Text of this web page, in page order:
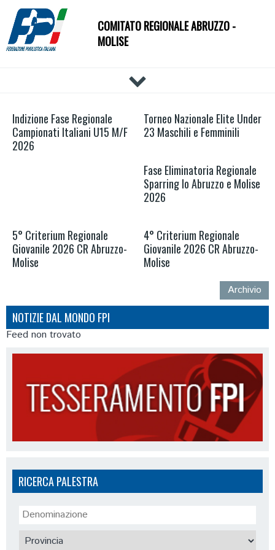
COMITATO REGIONALE ABRUZZO -
MOLISE
IL COMITATO
DOCUMENTI
PALESTRE
TECNICI
EVENTI
AFFILIAZIONE E TESSERAMENTO
Indizione Fase Regionale
Campionati Italiani U15 M/F
2026
Torneo Nazionale Elite Under
23 Maschili e Femminili
Fase Eliminatoria Regionale
Sparring Io Abruzzo e Molise
2026
5° Criterium Regionale
Giovanile 2026 CR Abruzzo-
Molise
4° Criterium Regionale
Giovanile 2026 CR Abruzzo-
Molise
Archivio
NOTIZIE DAL MONDO FPI
Feed non trovato
RICERCA PALESTRA